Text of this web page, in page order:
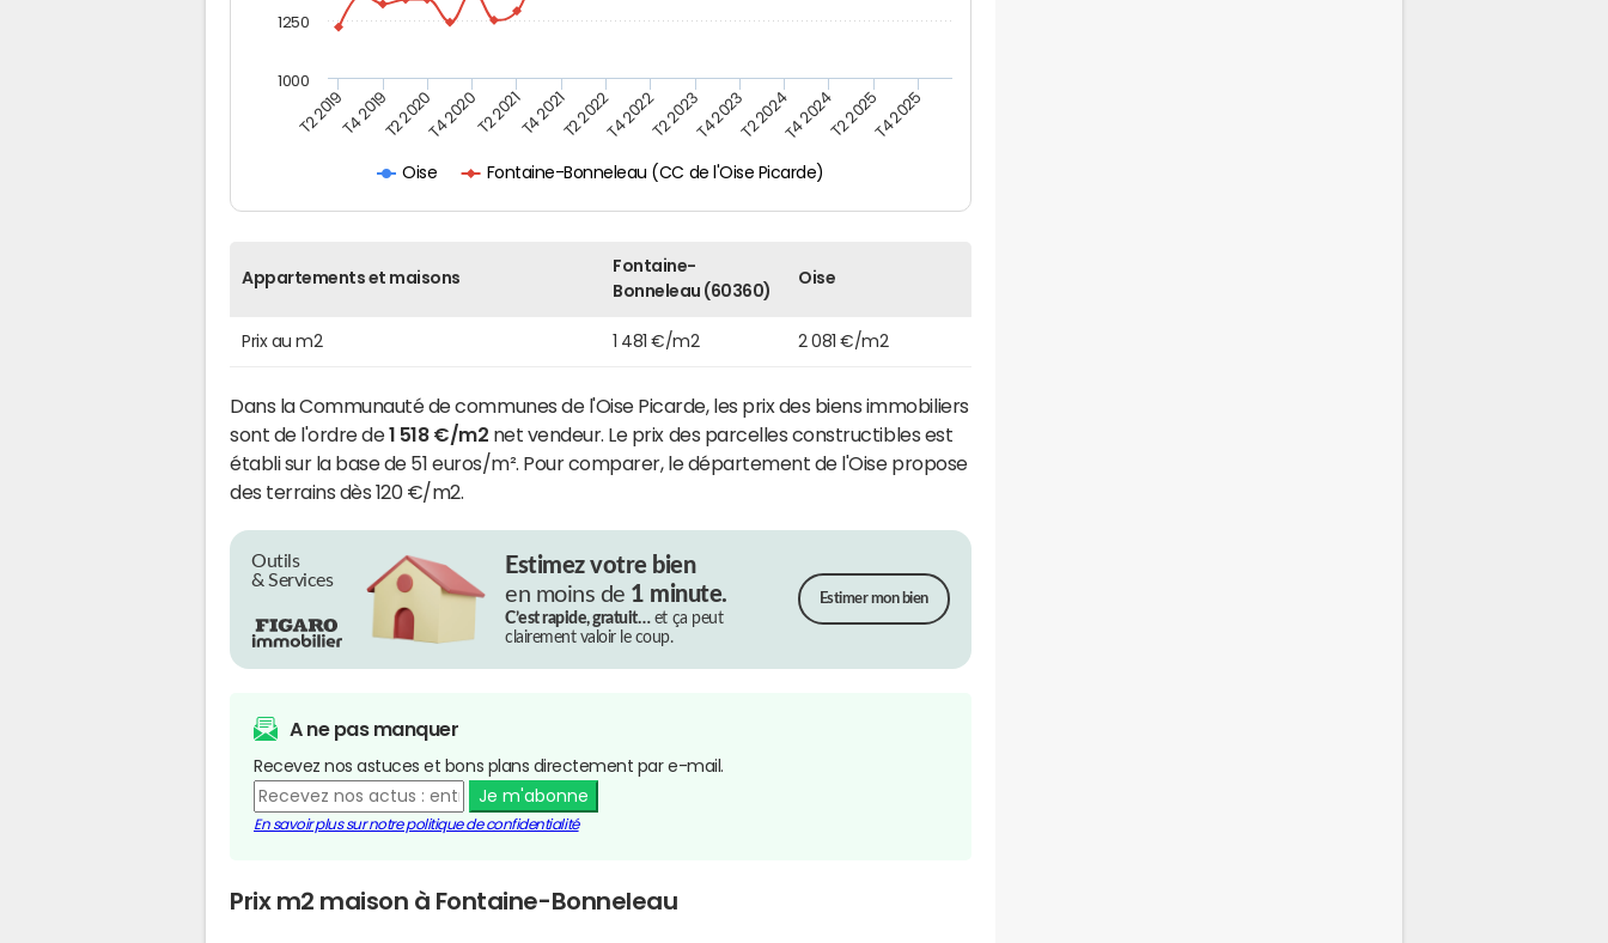
Oise Fontaine-Bonneleau (CC de l'Oise Picarde)
T2 2019T4 2019T2 2020T4 2020T2 2021T4 2021T2 2022T4 2022T2 2023T4 2023T2 2024T4 2024T2 2025T4 2025
1000
1250
Appartements et maisons
Fontaine-
Bonneleau (60360)
Oise
Prix au m2 1 481 €/m2 2 081 €/m2
Dans la Communauté de communes de l'Oise Picarde, les prix des biens immobiliers
sont de l'ordre de1 518 €/m2 net vendeur. Le prix des parcelles constructibles est
établi sur la base de 51 euros/m². Pour comparer, le département de l'Oise propose
des terrains dès 120 €/m2.
Outils
& Services
Estimez votre bien
en moins de 1 minute.
C’est rapide, gratuit…et ça peut
clairement valoir le coup.
Estimer mon bien
A ne pas manquer
Recevez nos astuces et bons plans directement par e-mail.
Je m'abonne
En savoir plus sur notre politique de confidentialité
Prix m2 maison à Fontaine-Bonneleau